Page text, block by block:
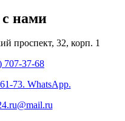
нами
проспект, 32, корп. 1
707-37-68
73. WhatsApp.